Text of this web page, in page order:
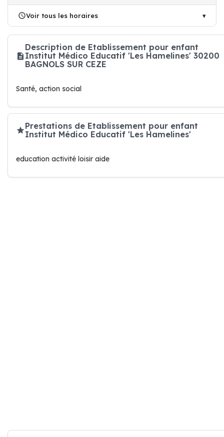
Voir tous les horaires
Description de Etablissement pour enfant
Institut Médico Educatif 'Les Hamelines' 30200
BAGNOLS SUR CEZE
Santé, action social
Prestations de Etablissement pour enfant
Institut Médico Educatif 'Les Hamelines'
education activité loisir aide